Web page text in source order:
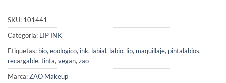
SKU: 101441
Categoría: LIP INK
Etiquetas: bio,ecologico, ink, labial, labio, lip, maquillaje, pintalabios,
recargable,tinta,vegan,zao
Marca:ZAO Makeup